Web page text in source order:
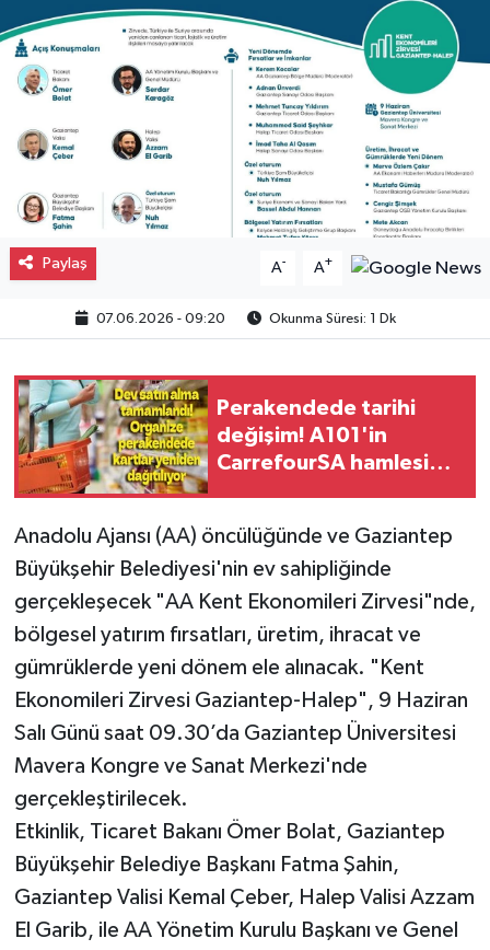
Paylaş A- A+
07.06.2026 - 09:20 Okunma Süresi: 1 Dk
Perakendede tarihi
değişim! A101'in
CarrefourSA hamlesi
Anadolu Ajansı (AA) öncülüğünde ve Gaziantep
Büyükşehir Belediyesi'nin ev sahipliğinde
gerçekleşecek "AA Kent Ekonomileri Zirvesi"nde,
bölgesel yatırım fırsatları, üretim, ihracat ve
gümrüklerde yeni dönem ele alınacak. "Kent
Ekonomileri Zirvesi Gaziantep-Halep", 9 Haziran
Salı Günü saat 09.30’da Gaziantep Üniversitesi
Mavera Kongre ve Sanat Merkezi'nde
gerçekleştirilecek.
Etkinlik, Ticaret Bakanı Ömer Bolat, Gaziantep
Büyükşehir Belediye Başkanı Fatma Şahin,
Gaziantep Valisi Kemal Çeber, Halep Valisi Azzam
El Garib, ile AA Yönetim Kurulu Başkanı ve Genel